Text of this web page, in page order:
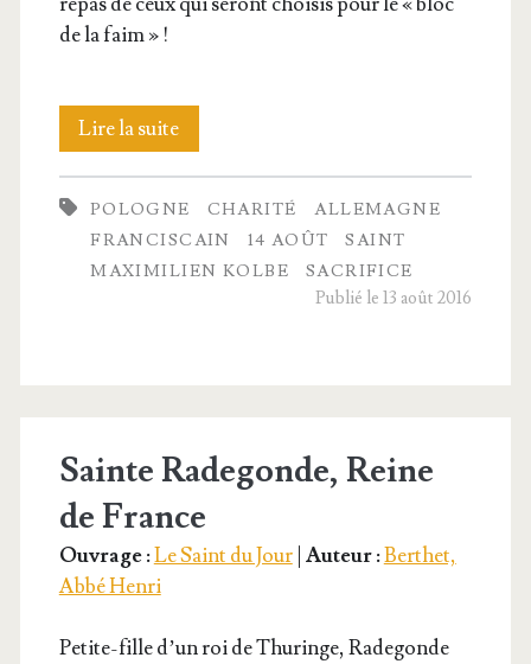
de la faim » !
Lire la suiteLe
fou
de
Notre-
Kolbe,
tyr
POLOGNE CHARITÉ
ALLEMAGNE
FRANCISCAIN
14 AOÛT
SAINT
MAXIMILIEN KOLBE
SACRIFICE
Publié le 13 août 2016
Sainte Radegonde, Reine
de France
Ouvrage :Le Saint du Jour| Auteur :Berthet,
Abbé Henri
Petite-fille d’un roi de Thu­ringe, Rade­gonde